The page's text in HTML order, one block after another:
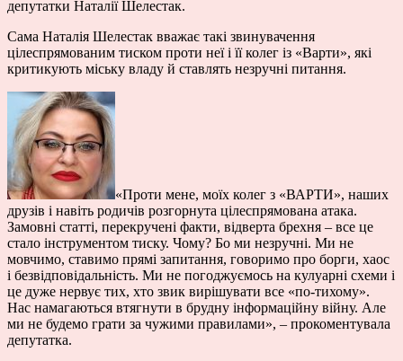
депутатки Наталії Шелестак.
Сама Наталія Шелестак вважає такі звинувачення
цілеспрямованим тиском проти неї і її колег із «Варти», які
критикують міську владу й ставлять незручні питання.
«Проти мене, моїх колег з «ВАРТИ», наших
друзів і навіть родичів розгорнута цілеспрямована атака.
Замовні статті, перекручені факти, відверта брехня – все це
стало інструментом тиску. Чому? Бо ми незручні. Ми не
мовчимо, ставимо прямі запитання, говоримо про борги, хаос
і безвідповідальність. Ми не погоджуємось на кулуарні схеми і
це дуже нервує тих, хто звик вирішувати все «по-тихому».
Нас намагаються втягнути в брудну інформаційну війну. Але
ми не будемо грати за чужими правилами», – прокоментувала
депутатка.